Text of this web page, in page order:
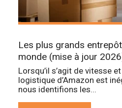
Les plus grands
monde (mise à jour
Lorsqu’il s’agit de vitesse
logistique d’Amazon est
nous identifions les...